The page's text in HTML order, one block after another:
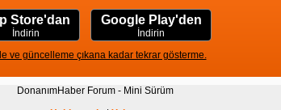
Store'dan
İndirin
Google Play'den
İndirin
ve güncelleme çıkana kadar tekrar gösterme.
DonanımHaber Forum - Mini Sürüm